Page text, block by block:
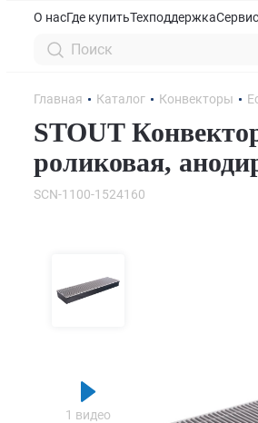
О насГде купитьТехподдержка
Главная Каталог Конвекторы
STOUT
роликовая,
SCN-1100-1524160
1 видео